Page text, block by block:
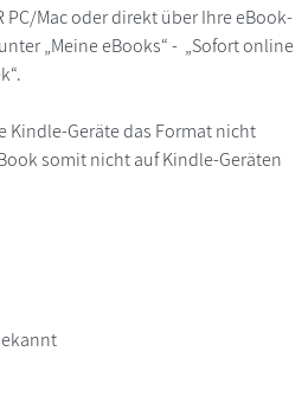
PC/Mac oder direkt über Ihre eBook-
„Meine eBooks“ - „Sofort online
Kindle-Geräte das Format nicht
somit nicht auf Kindle-Geräten